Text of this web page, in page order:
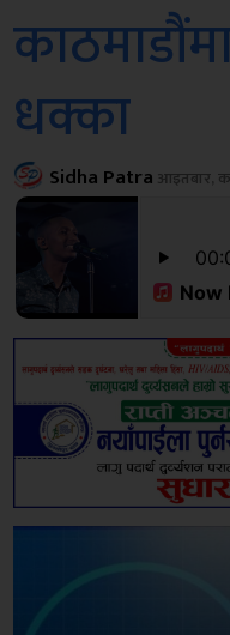
धक्का
Sidha Patra आइतबार,